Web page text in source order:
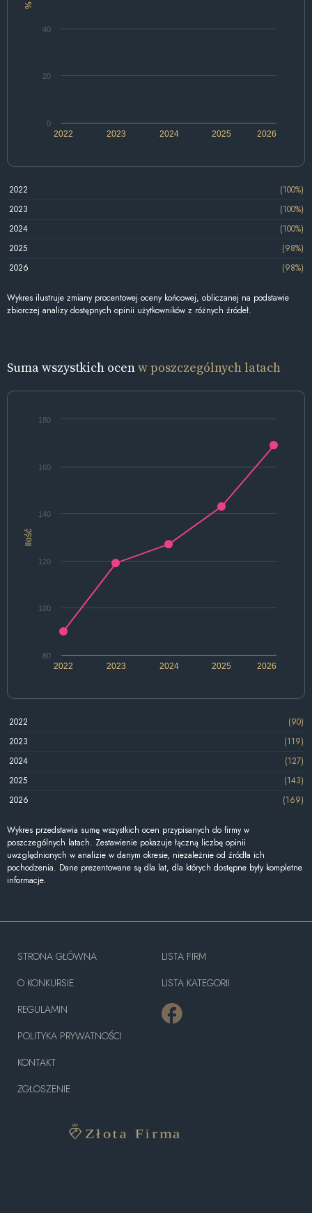
%
2022 2024 2026
2023 2025
0
20
40
2022
(100%)
2023
(100%)
2024
(100%)
2025
(98%)
2026
(98%)
Wykres ilustruje zmiany procentowej oceny końcowej, obliczanej na podstawie
zbiorczej analizy dostępnych opinii użytkowników z różnych źródeł.
Suma wszystkich ocenw poszczególnych latach
Ilość
2022 2024 2026
2023 2025
80
100
120
140
160
180
2022
(90)
2023
(119)
2024
(127)
2025
(143)
2026
(169)
Wykres przedstawia sumę wszystkich ocen przypisanych do firmy w
poszczególnych latach. Zestawienie pokazuje łączną liczbę opinii
uwzględnionych w analizie w danym okresie, niezależnie od źródła ich
pochodzenia. Dane prezentowane są dla lat, dla których dostępne były kompletne
informacje.
STRONA GŁÓWNA
O KONKURSIE
REGULAMIN
POLITYKA PRYWATNOŚCI
KONTAKT
ZGŁOSZENIE
LISTA FIRM
LISTA KATEGORII